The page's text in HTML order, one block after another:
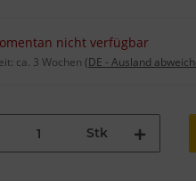
nicht verfügbar
ca. 3 Wochen (DE - Ausland
Stk